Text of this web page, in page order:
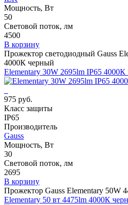
Мощность, Вт
50
Световой поток, лм
4500
В корзину
Прожектор светодиодный Gauss
4000К черный
Elementary 30W 2695lm IP65
975 руб.
Класс защиты
IP65
Производитель
Gauss
Мощность, Вт
30
Световой поток, лм
2695
В корзину
Прожектор Gauss Elementary 50W
Elementary 50 вт 4475lm 4000К